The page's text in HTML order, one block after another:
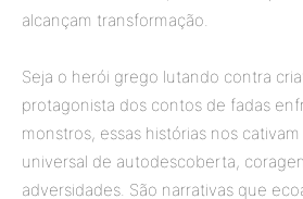
alcançam transformação.
Seja o herói grego lutando contra
protagonista dos contos de fadas
monstros, essas histórias nos
universal de autodescoberta,
adversidades. São narrativas que